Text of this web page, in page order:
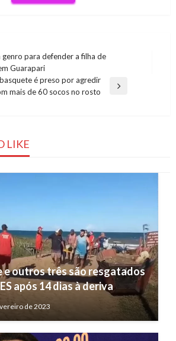
genro para defender a filha de
Guarapari
é preso por agredir
mais de 60 socos no rosto
LIKE
e outros três são resgatados
após 14 dias à deriva
de 2023